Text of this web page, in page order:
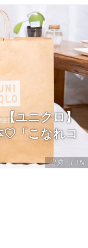
出典：FTN
ユニクロ】
♡「こなれコ